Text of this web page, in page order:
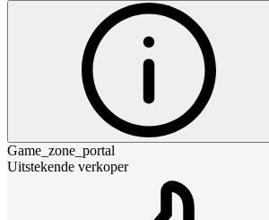
Game_zone_portal
Uitstekende verkoper